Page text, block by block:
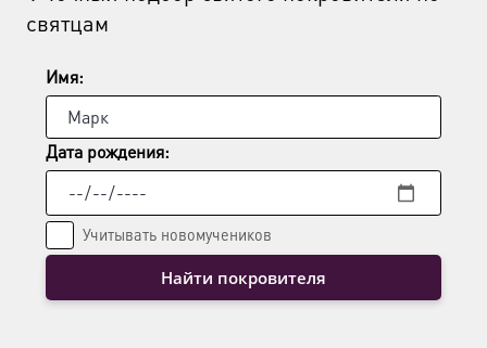
товара.
святцам
Имя:
Дата рождения:
Учитывать новомучеников
Найти покровителя